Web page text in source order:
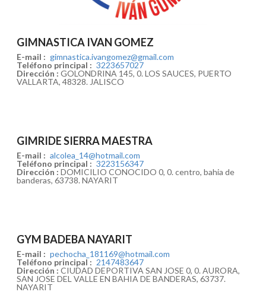
GIMNASTICA IVAN GOMEZ
E-mail : gimnastica.ivangomez@gmail.com
Teléfono principal : 3223657027
Dirección : GOLONDRINA 145, 0. LOS SAUCES, PUERTO
VALLARTA, 48328. JALISCO
GIMRIDE SIERRA MAESTRA
E-mail : alcolea_14@hotmail.com
Teléfono principal : 3223156347
Dirección : DOMICILIO CONOCIDO 0, 0. centro, bahia de
banderas, 63738. NAYARIT
GYM BADEBA NAYARIT
E-mail : pechocha_181169@hotmail.com
Teléfono principal : 2147483647
Dirección : CIUDAD DEPORTIVA SAN JOSE 0, 0. AURORA,
SAN JOSE DEL VALLE EN BAHIA DE BANDERAS, 63737.
NAYARIT